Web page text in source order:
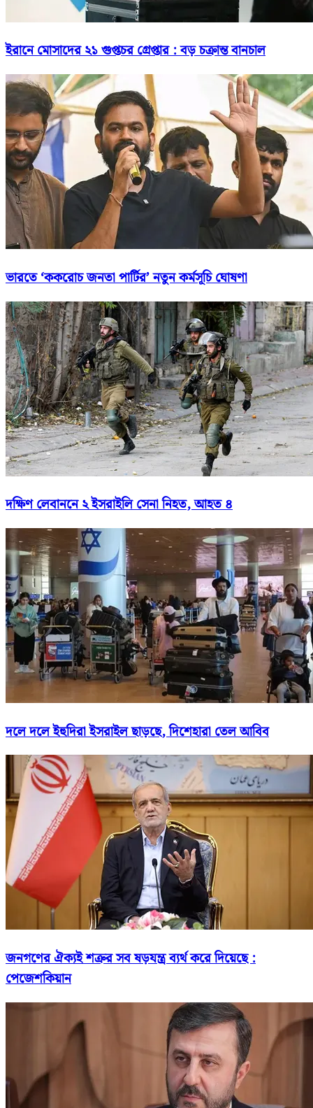
ইরানে মোসাদের ২১ গুপ্তচর গ্রেপ্তার : বড় চক্রান্ত বানচাল
ভারতে ‘ককরোচ জনতা পার্টির’ নতুন কর্মসূচি ঘোষণা
দক্ষিণ লেবাননে ২ ইসরাইলি সেনা নিহত, আহত ৪
দলে দলে ইহুদিরা ইসরাইল ছাড়ছে, দিশেহারা তেল আবিব
জনগণের ঐক্যই শত্রুর সব ষড়যন্ত্র ব্যর্থ করে দিয়েছে :
পেজেশকিয়ান